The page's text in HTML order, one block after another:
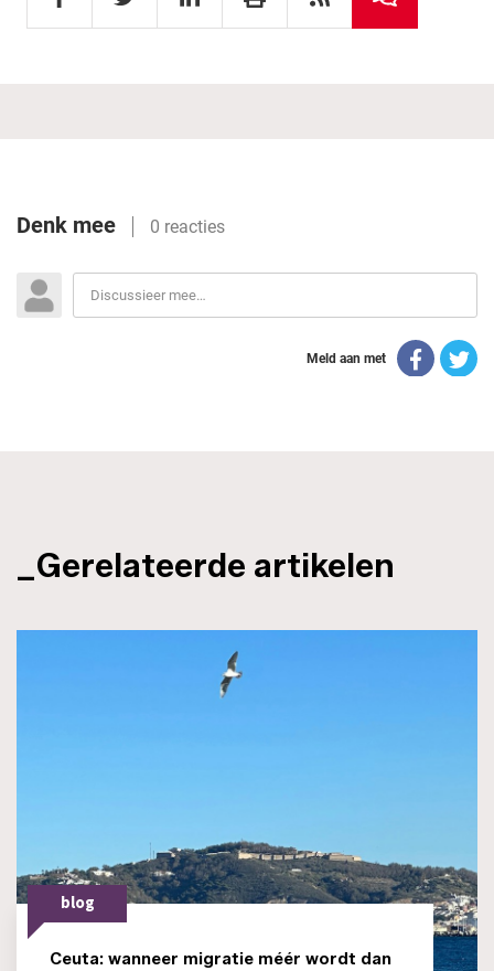
_Gerelateerde artikelen
blog
Ceuta: wanneer migratie méér wordt dan